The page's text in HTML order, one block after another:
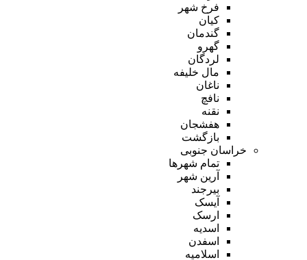
فرخ شهر
کیان
گندمان
گهرو
لردگان
مال خلیفه
ناغان
نافچ
نقنه
هفشجان
بازگشت
خراسان جنوبی
تمام شهر‌ها
آرین شهر
بیرجند
آیسک
ارسک
اسدیه
اسفدن
اسلامیه